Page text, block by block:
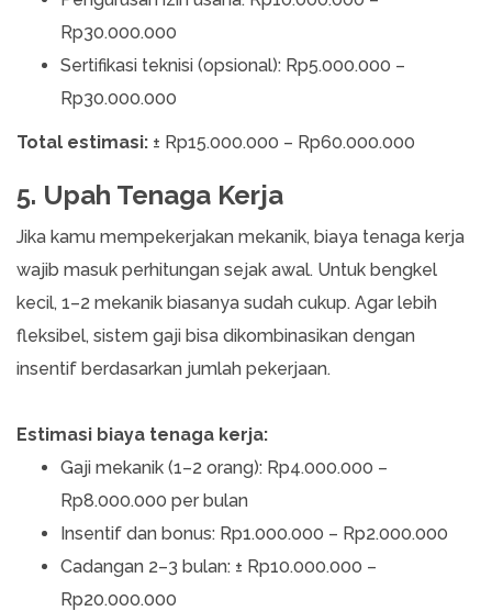
Rp30.000.000
Sertifikasi teknisi (opsional): Rp5.000.000 –
Rp30.000.000
Total estimasi: ± Rp15.000.000 – Rp60.000.000
5. Upah Tenaga Kerja
Jika kamu mempekerjakan mekanik, biaya tenaga kerja
wajib masuk perhitungan sejak awal. Untuk bengkel
kecil, 1–2 mekanik biasanya sudah cukup. Agar lebih
fleksibel, sistem gaji bisa dikombinasikan dengan
insentif berdasarkan jumlah pekerjaan.
Estimasi biaya tenaga kerja:
Gaji mekanik (1–2 orang): Rp4.000.000 –
Rp8.000.000 per bulan
Insentif dan bonus: Rp1.000.000 – Rp2.000.000
Cadangan 2–3 bulan: ± Rp10.000.000 –
Rp20.000.000